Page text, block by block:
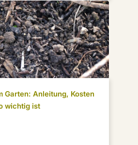
Garten: Anleitung, Kosten
wichtig ist